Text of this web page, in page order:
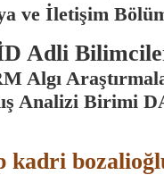
ve İletişim
Adli
Algı
Analizi Birimi
kadri